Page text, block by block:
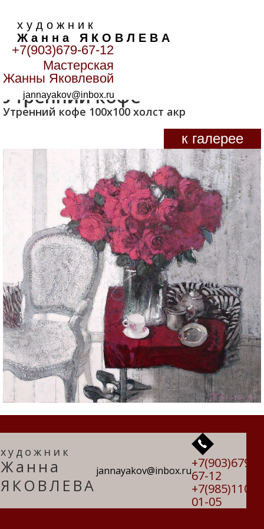
х у д о ж н и к
Ж а н н а Я К О В Л Е В А
+7(903)679-67-12
Мастерская
Жанны Яковлевой
jannayakov@inbox.ru
Главная>Цветы>Утренний кофе
Утренний кофе
Утренний кофе 100х100 холст акр
к галерее
художник
Жанна
ЯКОВЛЕВА
jannayakov@inbox.ru+7(903)679-
67-12
+7(985)110-
01-05